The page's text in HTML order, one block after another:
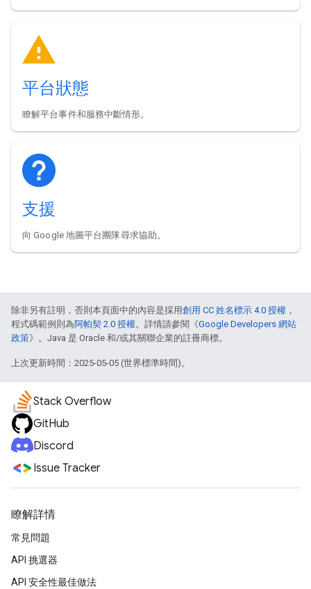
平台狀態
瞭解平台事件和服務中斷情形。
支援
向 Google 地圖平台團隊尋求協助。
除非另有註明，否則本頁面中的內容是採用創用 CC 姓名標示 4.0 授權 ，
程式碼範例則為阿帕契 2.0 授權。詳情請參閱《Google Developers 網站
政策》。Java 是 Oracle 和/或其關聯企業的註冊商標。
上次更新時間：2025-05-05 (世界標準時間)。
Stack Overflow
GitHub
Discord
Issue Tracker
瞭解詳情
常見問題
API 挑選器
API 安全性最佳做法